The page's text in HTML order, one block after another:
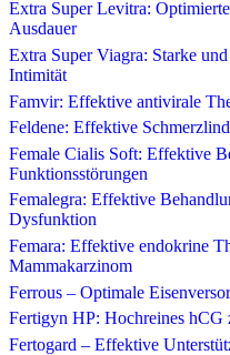
Extra Super Levitra:
Ausdauer
Extra Super Viagra: Starke
Intimität
Famvir: Effektive antivirale
Feldene: Effektive
Female Cialis Soft: Effektive
Funktionsstörungen
Femalegra: Effektive
Dysfunktion
Femara: Effektive endokrine
Mammakarzinom
Ferrous – Optimale
Fertigyn HP: Hochreines
Fertogard – Effektive